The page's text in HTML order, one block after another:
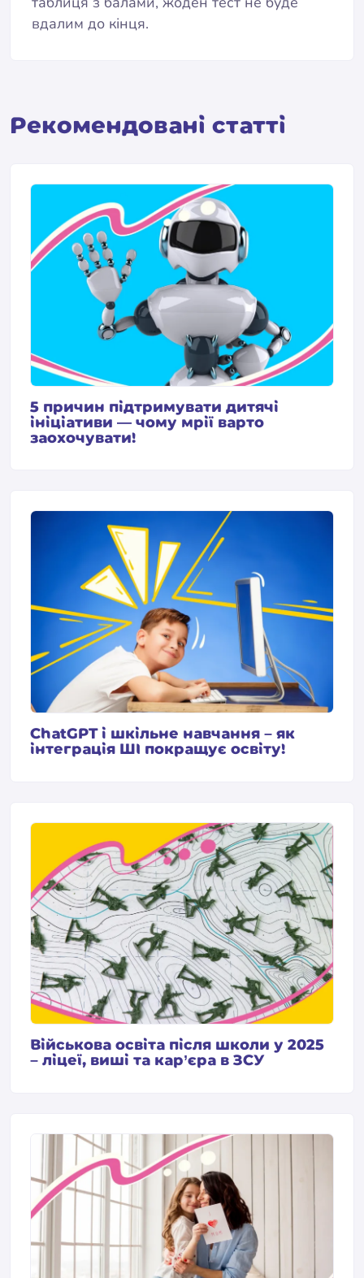
вдалим до кінця.
Pекомендовані статті
5 причин підтримувати дитячі
ініціативи — чому мрії варто
заохочувати!
ChatGPT і шкільне навчання – як
інтеграція ШІ покращує освіту!
Військова освіта після школи у 2025
– ліцеї, виші та кар’єра в ЗСУ